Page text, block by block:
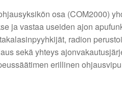
osa (COM2000)
ja vastaa useiden ajon
radion
sekä yhteys
erillinen